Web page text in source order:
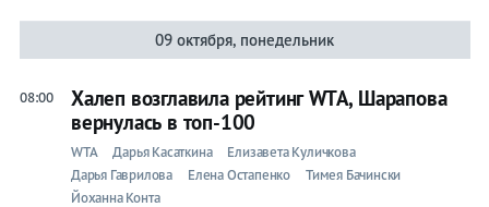
09 октября, понедельник
08:00
Халеп возглавила рейтинг WTA, Шарапова
вернулась в топ-100
WTA Дарья Касаткина
Елизавета Куличкова
Дарья Гаврилова
Елена Остапенко
Тимея Бачински
Йоханна Конта